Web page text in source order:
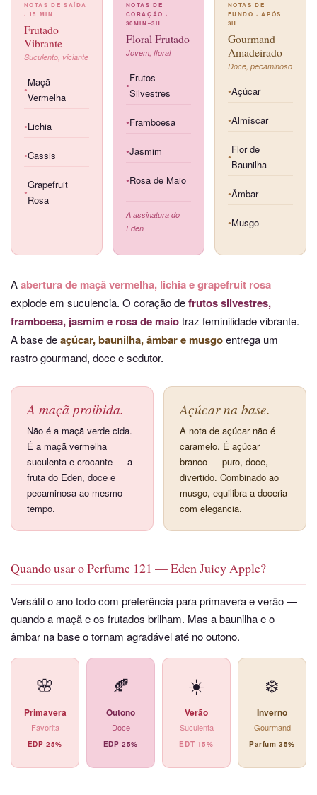
NOTAS DE SAÍDA
· 15 MIN
Frutado
Vibrante
Suculento, viciante
●
Maçã
Vermelha
●Lichia
●Cassis
●
Grapefruit
Rosa
NOTAS DE
CORAÇÃO ·
30MIN–3H
Floral Frutado
Jovem, floral
●
Frutos
Silvestres
●Framboesa
●Jasmim
●Rosa de Maio
A assinatura do
Eden
NOTAS DE
FUNDO · APÓS
3H
Gourmand
Amadeirado
Doce, pecaminoso
●Açúcar
●Almíscar
●
Flor de
Baunilha
●Âmbar
●Musgo
Aabertura de maçã vermelha, lichia e grapefruit rosa
explode em suculencia. O coração defrutos silvestres,
framboesa, jasmim e rosa de maiotraz feminilidade vibrante.
A base deaçúcar, baunilha, âmbar e musgoentrega um
rastro gourmand, doce e sedutor.
A maçã proibida.
Não é a maçã verde cida.
É a maçã vermelha
suculenta e crocante — a
fruta do Eden, doce e
pecaminosa ao mesmo
tempo.
Açúcar na base.
A nota de açúcar não é
caramelo. É açúcar
branco — puro, doce,
divertido. Combinado ao
musgo, equilibra a doceria
com elegancia.
Quando usar o Perfume 121 — Eden Juicy Apple?
Versátil o ano todo com preferência para primavera e verão —
quando a maçã e os frutados brilham. Mas a baunilha e o
âmbar na base o tornam agradável até no outono.
🌸
Primavera
Favorita
EDP 25%
🍂
Outono
Doce
EDP 25%
☀️
Verão
Suculenta
EDT 15%
❄️
Inverno
Gourmand
Parfum 35%